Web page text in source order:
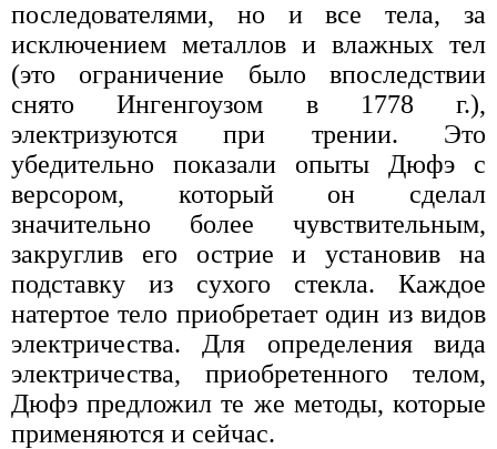
последователями, но и все тела, за
исключением металлов и влажных тел
(это ограничение было впоследствии
снято Ингенгоузом в 1778 г.),
электризуются при трении. Это
убедительно показали опыты Дюфэ с
версором, который он сделал
значительно более чувствительным,
закруглив его острие и установив на
подставку из сухого стекла. Каждое
натертое тело приобретает один из видов
электричества. Для определения вида
электричества, приобретенного телом,
Дюфэ предложил те же методы, которые
применяются и сейчас.